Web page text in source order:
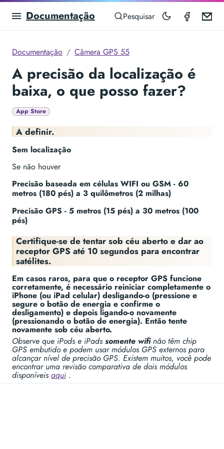
Documentação Pesquisar GPS
Documentação Câmera GPS 55
A precisão da localização é
baixa, o que posso fazer?
App Store
A definir.
Sem localização
Se não houver
Precisão baseada em células WIFI ou GSM - 60
metros (180 pés) a 3 quilômetros (2 milhas)
Precisão GPS - 5 metros (15 pés) a 30 metros (100
pés)
Certifique-se de tentar sob céu aberto e dar ao
receptor GPS até 10 segundos para encontrar
satélites.
Em casos raros, para que o receptor GPS funcione
corretamente, é necessário reiniciar completamente o
iPhone (ou iPad celular) desligando-o (pressione e
segure o botão de energia e confirme o
desligamento) e depois ligando-o novamente
(pressionando o botão de energia). Então tente
novamente sob céu aberto.
Observe que iPods e iPads somente wifinão têm chip
GPS embutido e podem usar módulos GPS externos para
alcançar nível de precisão GPS. Existem muitos, você pode
encontrar uma revisão comparativa de dois módulos
disponíveis aqui.